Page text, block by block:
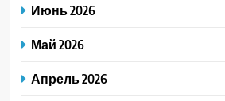
Июнь 2026
Май 2026
Апрель 2026